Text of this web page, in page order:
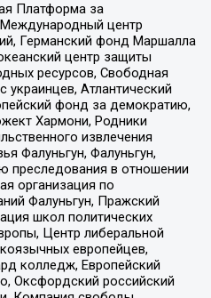
Платформа за
центр
Германский фонд Маршалла
центр защиты
ресурсов, Свободная
украинцев, Атлантический
фонд за демократию,
Хармони, Родники
извлечения
Фалуньгун, Фалуньгун,
преследования в отношении
организация по
Фалуньгун, Пражский
школ политических
Центр либеральной
европейцев,
колледж, Европейский
Оксфордский российский